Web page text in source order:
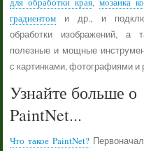
градиентоми др., и
обработки изображений, а
полезные и мощные
с картинками, фотографиями и
Узнайте больше о
PaintNet...
Что такое PaintNet?